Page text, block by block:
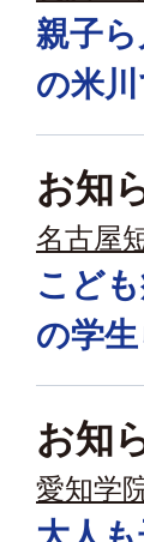
親子
の米
お知
名古屋
こど
の学
お知
愛知学